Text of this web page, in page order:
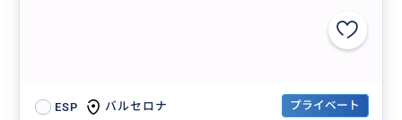
ESP バルセロナ プライベート